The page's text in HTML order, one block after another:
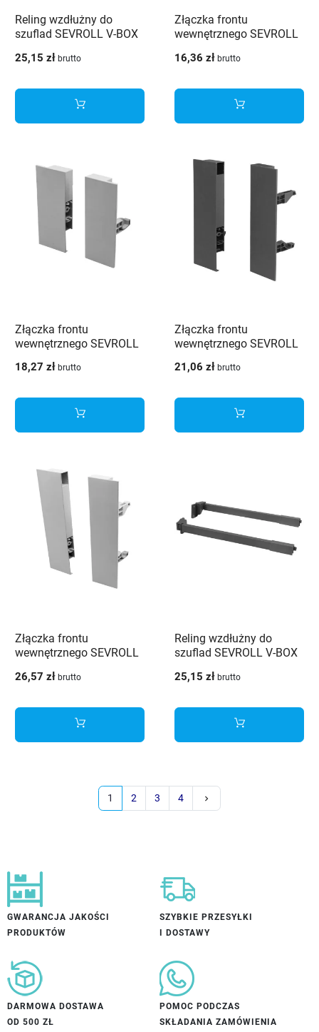
Reling wzdłużny do
szuflad SEVROLL V-BOX
25,15 zł brutto
Złączka frontu
wewnętrznego SEVROLL
H95 biała
16,36 zł brutto
Złączka frontu
wewnętrznego SEVROLL
H127 biała
18,27 zł brutto
Złączka frontu
wewnętrznego SEVROLL
H210 grafit
21,06 zł brutto
Złączka frontu
wewnętrznego SEVROLL
H238 biała
26,57 zł brutto
Reling wzdłużny do
szuflad SEVROLL V-BOX
25,15 zł brutto
1 2 3 4 keyboard_arrow_right
GWARANCJA JAKOŚCI
PRODUKTÓW
SZYBKIE PRZESYŁKI
I DOSTAWY
DARMOWA DOSTAWA
OD 500 ZŁ
POMOC PODCZAS
SKŁADANIA ZAMÓWIENIA